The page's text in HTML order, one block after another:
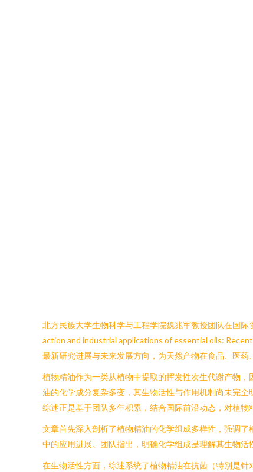
北方民族大学生物科学与工程学院魏兆军教授团队在国
action and industrial applications of essential oils:
最新研究进展与未来发展方向，为天然产物在食品、医药
植物精油作为一类从植物中提取的挥发性次生代谢产物
油的化学成分复杂多变，其生物活性与作用机制尚未完
综述正是基于团队多年积累，结合国际前沿动态，对植物
文章首先深入剖析了植物精油的化学组成多样性，强调
中的应用进展。团队指出，明确化学组成是理解其生物
在生物活性方面，综述系统了植物精油在抗菌（特别是